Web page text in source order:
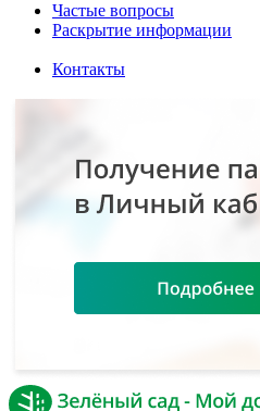
Частые вопросы
Раскрытие информации
Контакты